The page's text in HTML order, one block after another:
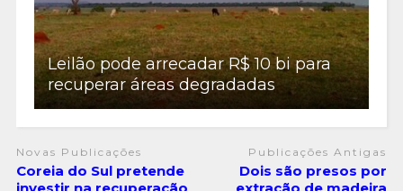
Leilão pode arrecadar R$ 10 bi para
recuperar áreas degradadas
Novas Publicações
Coreia do Sul pretende
Publicações Antigas
Dois são presos por